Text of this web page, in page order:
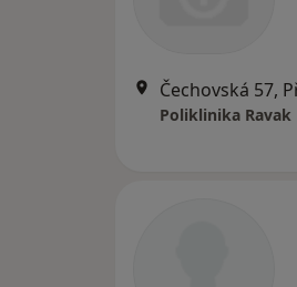
Čechovská 57,
Poliklinika Ravak